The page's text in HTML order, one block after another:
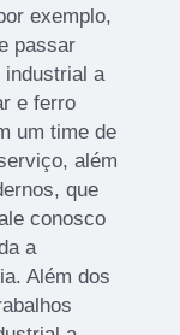
exemplo,
passar
a
e ferro
um time de
além
que
conosco
a
Além dos